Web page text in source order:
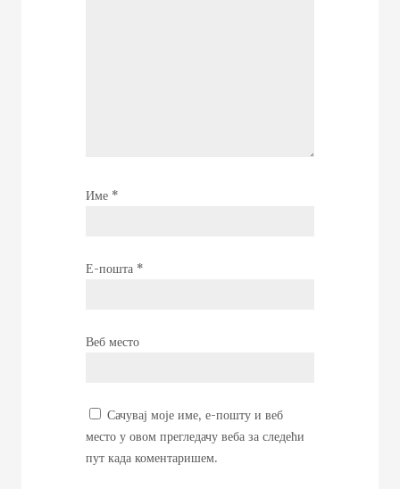
Име *
Е-пошта *
Веб место
Сачувај моје име, е-пошту и веб
место у овом прегледачу веба за следећи
пут када коментаришем.